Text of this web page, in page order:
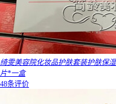
绮雯美容院化妆品护肤套装护肤保
片*一盒
48条评价